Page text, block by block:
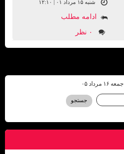
شنبه ۱۵ مرداد ۰۱ | ۱۲:۱۰
ادامه مطلب
۰ نظر
جمعه ۱۶ مرداد ۰۵